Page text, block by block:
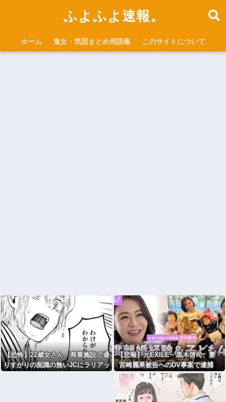
ふよふよ速報。
ホーム 鬼女・気団まとめ用語集 このサイトについて
【恐怖】22歳女さん、商業施設で通
りすがりの面識の無いJCにラリアッ
【悲報】元EXILE・黒木啓司、妻・
宮崎麗果被告へのDV事案で逮捕
宮崎は全身打撲、頭部裂傷及び打
撲、頸部損傷の怪我